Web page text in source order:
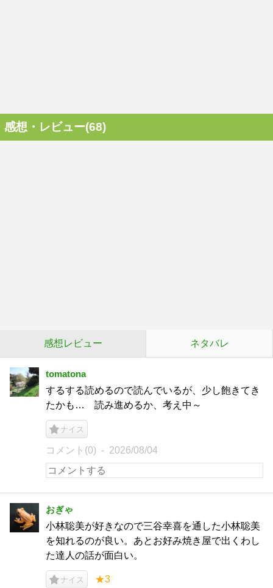
感想・レビュー(68)
感想レビュー ネタバレ
tomatona
するする読めるので読んでいるが、少し飽きてき
たかも… 読み進めるか、考え中～
ナイス
コメント(0) 2026/08/04
おぎゃ
小林聡美が好きなので三谷幸喜を通した小林聡美
を知れるのが良い。あとお好み焼き屋で出くわし
た達人の話が面白い。
ナイス ★3